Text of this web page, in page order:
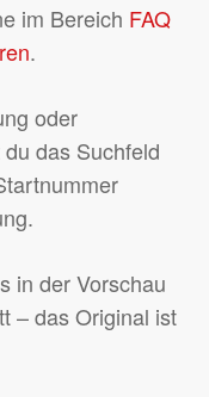
im Bereich FAQ
.
oder
das Suchfeld
in der Vorschau
– das Original ist